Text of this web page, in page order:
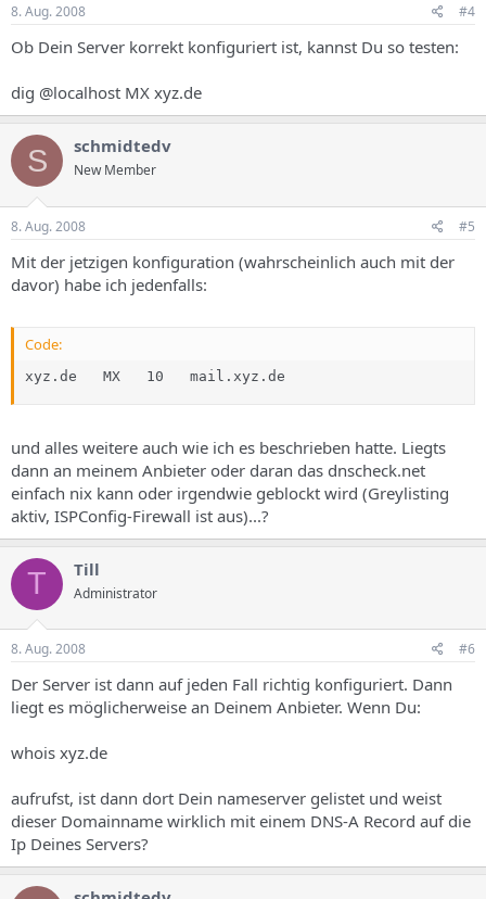
8. Aug. 2008 #4
Ob Dein Server korrekt konfiguriert ist, kannst Du so testen:
dig @localhost MX xyz.de
S schmidtedv
New Member
8. Aug. 2008 #5
Mit der jetzigen konfiguration (wahrscheinlich auch mit der
davor) habe ich jedenfalls:
Code:
xyz.de   MX   10   mail.xyz.de
und alles weitere auch wie ich es beschrieben hatte. Liegts
dann an meinem Anbieter oder daran das dnscheck.net
einfach nix kann oder irgendwie geblockt wird (Greylisting
aktiv, ISPConfig-Firewall ist aus)...?
T Till
Administrator
8. Aug. 2008 #6
Der Server ist dann auf jeden Fall richtig konfiguriert. Dann
liegt es möglicherweise an Deinem Anbieter. Wenn Du:
whois xyz.de
aufrufst, ist dann dort Dein nameserver gelistet und weist
dieser Domainname wirklich mit einem DNS-A Record auf die
Ip Deines Servers?